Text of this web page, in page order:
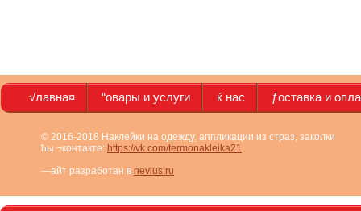
√лавна¤ “овары и услуги ќ нас ƒоставка и
© 2016-2018 Наклейки на одежду, аппликации из страз, заколки
ћы ¬контакте: https://vk.com/termonakleika21
—айт разработан в nevius.ru